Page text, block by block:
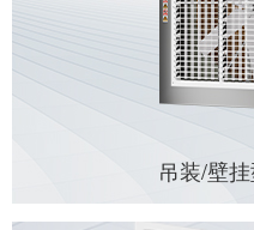
吊装/壁